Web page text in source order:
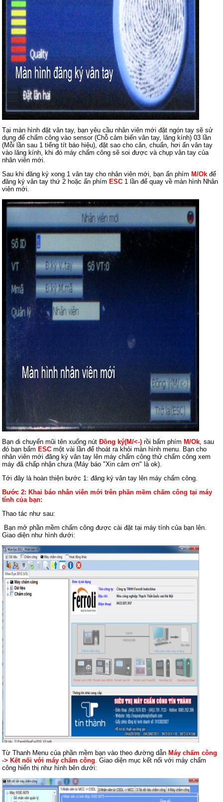
Tại màn hình đặt vân tay, bạn yêu cầu nhân viên mới đặt ngón tay sẽ sử
dụng để chấm công vào sensor (Chỗ cảm biến vân tay, lăng kính) 03 lần
(Mỗi lần sau 1 tiếng tít báo hiệu), đặt sao cho cân, chuẩn, hơi ấn vân tay
vào lăng kính, khi đó máy chấm công sẽ soi được và chụp vân tay của
nhân viên mới.
Sau khi đăng ký xong 1 vân tay cho nhân viên mới, bạn ấn phím M/Ok để
đăng ký vân tay thứ 2 hoặc ấn phím ESC 1 lần để quay về màn hình Nhân
viên mới.
Bạn di chuyển mũi tên xuống nútĐồng ký(M/<-) rồi bấm phím M/Ok, sau
đó bạn bấm ESC một vài lần để thoát ra khỏi màn hình menu. Bạn cho
nhân viên mới đăng ký vân tay lên máy chấm công thử chấm công xem
máy đã chấp nhận chưa (Máy báo "Xin cảm ơn" là ok).
Tới đây là hoàn thiện bước 1: đăng ký vân tay lên máy chấm công.
Bước 2: Khai báo nhân viên mới trên phần mềm chấm công tại máy
tính của bạn:
Thao tác như sau:
Bạn mở phần mềm chấm công được cài đặt tại máy tính của bạn lên.
Giao diện như hình dưới:
Từ Thanh Menu của phần mềm bạn vào theo đường dẫn Máy chấm công
-> Kết nối với máy chấm công. Giao diện mục kết nối với máy chấm
công hiển thị như hình bên dưới: